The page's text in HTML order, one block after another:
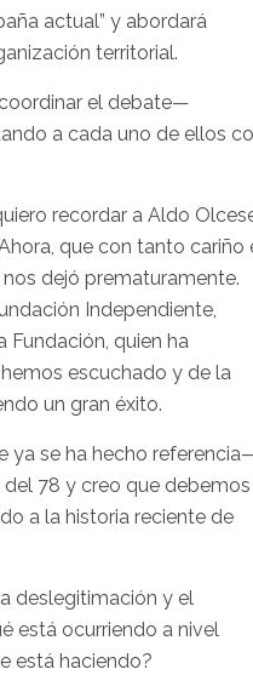
actual” y abordará
territorial.
el debate—
a cada uno de ellos
recordar a Aldo
que con tanto cariño
dejó prematuramente.
Independiente,
Fundación, quien ha
escuchado y de la
un gran éxito.
ya se ha hecho
78 y creo que debemos
a la historia reciente de
deslegitimación y el
está ocurriendo a nivel
está haciendo?